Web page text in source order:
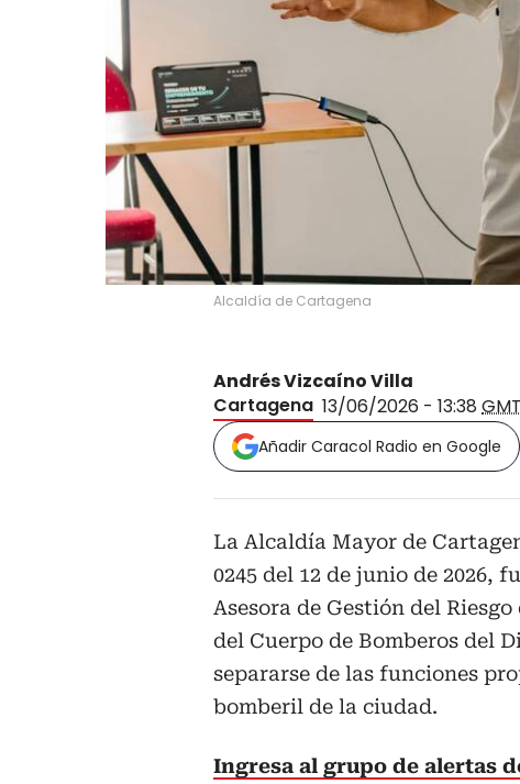
Alcaldía de Cartagena
Andrés Vizcaíno Villa
Cartagena 13/06/2026 - 13:38
Añadir Caracol Radio en Google
La Alcaldía Mayor de
0245 del 12 de junio de 2026,
Asesora de Gestión del
del Cuerpo de Bomberos del
separarse de las funciones
bomberil de la ciudad.
Ingresa al grupo de alertas